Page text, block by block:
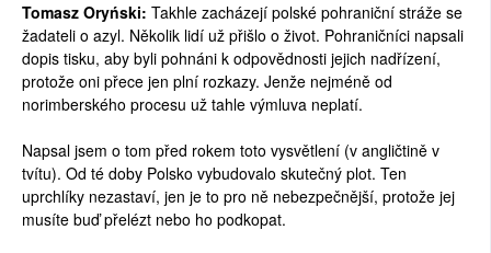
Tomasz Oryński: Takhle zacházejí polské pohraniční stráže se
žadateli o azyl. Několik lidí už přišlo o život. Pohraničníci napsali
dopis tisku, aby byli pohnáni k odpovědnosti jejich nadřízení,
protože oni přece jen plní rozkazy. Jenže nejméně od
norimberského procesu už tahle výmluva neplatí.
Napsal jsem o tom před rokem toto vysvětlení (v angličtině v
tvítu). Od té doby Polsko vybudovalo skutečný plot. Ten
uprchlíky nezastaví, jen je to pro ně nebezpečnější, protože jej
musíte buď přelézt nebo ho podkopat.